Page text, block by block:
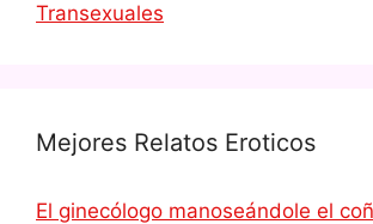
Transexuales
Mejores Relatos Eroticos
El ginecólogo manoseándole el